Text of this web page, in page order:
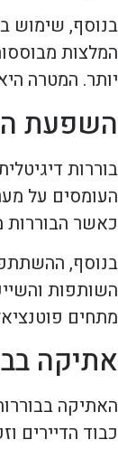
בנוסף, שימוש
המלצות
יותר. המטרה
השפעת
בוררות
העומסים על
כאשר הבוררות
בנוסף,
השותפות
מתחים
אתיקה
האתיקה
כבוד הדיירים